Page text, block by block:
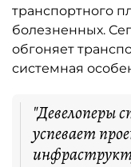
транспортного
болезненных.
обгоняет
системная
"Девелоперы
успевает